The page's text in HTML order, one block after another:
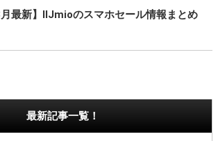
月最新】IIJmioのスマホセール情報まとめ
最新記事一覧！